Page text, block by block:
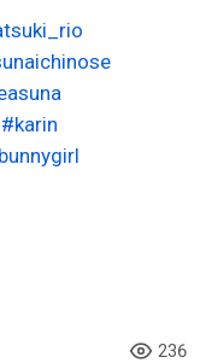
#karin
236